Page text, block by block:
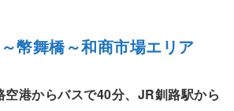
幣舞橋～和商市場エリア
空港からバスで40分、JR釧路駅から